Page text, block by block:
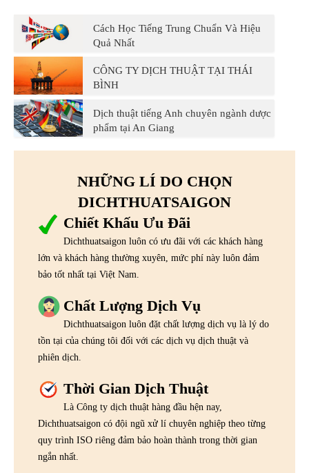
Cách Học Tiếng Trung Chuẩn Và Hiệu
Quả Nhất
CÔNG TY DỊCH THUẬT TẠI THÁI
BÌNH
Dịch thuật tiếng Anh chuyên ngành dược
phẩm tại An Giang
NHỮNG LÍ DO CHỌN
DICHTHUATSAIGON
Chiết Khấu Ưu Đãi
Dichthuatsaigon luôn có ưu đãi với các khách hàng
lớn và khách hàng thường xuyên, mức phí này luôn đảm
bảo tốt nhất tại Việt Nam.
Chất Lượng Dịch Vụ
Dichthuatsaigon luôn đặt chất lượng dịch vụ là lý do
tồn tại của chúng tôi đối với các dịch vụ dịch thuật và
phiên dịch.
Thời Gian Dịch Thuật
Là Công ty dịch thuật hàng đầu hện nay,
Dichthuatsaigon có đội ngũ xử lí chuyên nghiệp theo từng
quy trình ISO riêng đảm bảo hoàn thành trong thời gian
ngắn nhất.